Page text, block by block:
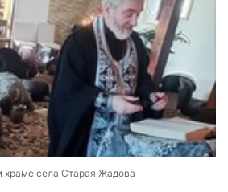
храме села Старая Жадова